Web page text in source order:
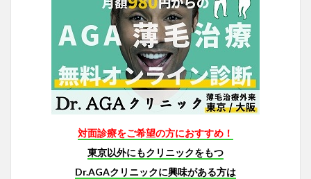
対面診療をご希望の方におすすめ！
東京以外にもクリニックをもつ
Dr.AGAクリニックに興味がある方は